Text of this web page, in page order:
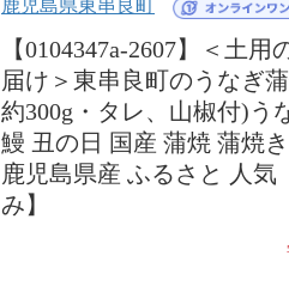
鹿児島県東串良町
【0104347a-2607】＜土
届け＞東串良町のうなぎ
約300g・タレ、山椒付)う
鰻 丑の日 国産 蒲焼 蒲焼
鹿児島県産 ふるさと 人気
み】